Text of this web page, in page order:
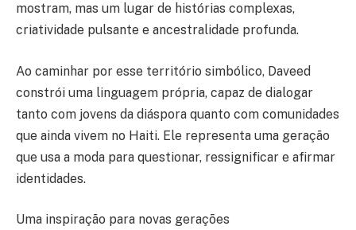
mostram, mas um lugar de histórias complexas,
criatividade pulsante e ancestralidade profunda.
Ao caminhar por esse território simbólico, Daveed
constrói uma linguagem própria, capaz de dialogar
tanto com jovens da diáspora quanto com comunidades
que ainda vivem no Haiti. Ele representa uma geração
que usa a moda para questionar, ressignificar e afirmar
identidades.
Uma inspiração para novas gerações